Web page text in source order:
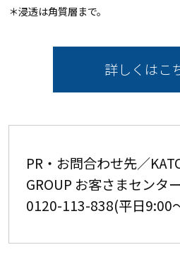
＊浸透は角質層まで。
詳しくはこ
PR・お問合わせ先／
GROUP お客さまセンタ
0120-113-838(平日9:00